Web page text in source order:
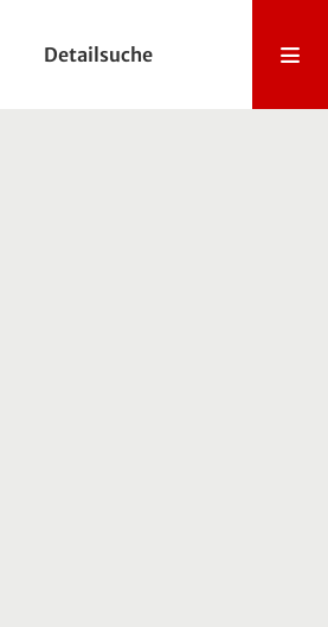
Detailsuche